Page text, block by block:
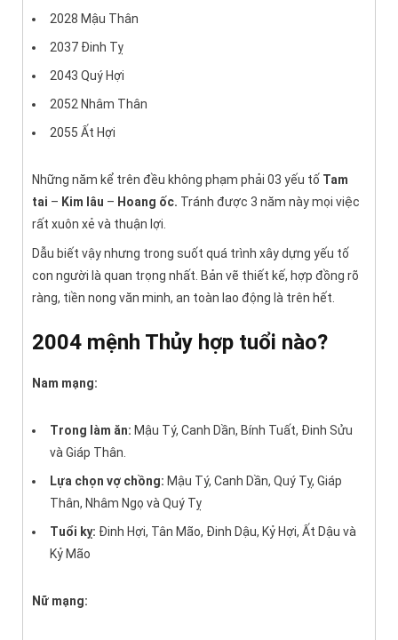
2028 Mậu Thân
2037 Đinh Tỵ
2043 Quý Hợi
2052 Nhâm Thân
2055 Ất Hợi
Những năm kể trên đều không phạm phải 03 yếu tố Tam
tai – Kim lâu – Hoang ốc. Tránh được 3 năm này mọi việc
rất xuôn xẻ và thuận lợi.
Dẫu biết vậy nhưng trong suốt quá trình xây dựng yếu tố
con người là quan trọng nhất. Bản vẽ thiết kế, hợp đồng rõ
ràng, tiền nong văn minh, an toàn lao động là trên hết.
2004 mệnh Thủy hợp tuổi nào?
Nam mạng:
Trong làm ăn: Mậu Tý, Canh Dần, Bính Tuất, Đinh Sửu
và Giáp Thân.
Lựa chọn vợ chồng: Mậu Tý, Canh Dần, Quý Tỵ, Giáp
Thân, Nhâm Ngọ và Quý Tỵ
Tuổi kỵ: Đinh Hợi, Tân Mão, Đinh Dậu, Kỷ Hợi, Ất Dậu và
Kỷ Mão
Nữ mạng: